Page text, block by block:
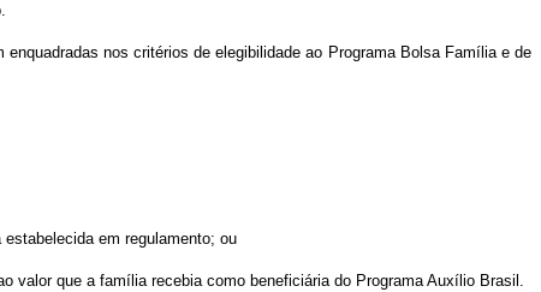
nos critérios de elegibilidade ao Programa Bolsa Família e de
em regulamento; ou
valor que a família recebia como beneficiária do Programa Auxílio Brasil.